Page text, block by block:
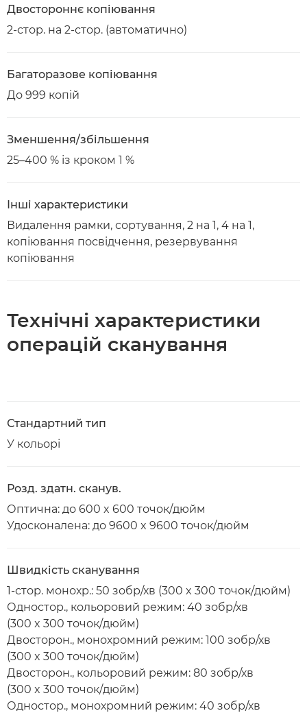
Двостороннє копіювання
2-стор. на 2-стор. (автоматично)
Багаторазове копіювання
До 999 копій
Зменшення/збільшення
25–400 % із кроком 1 %
Інші характеристики
Видалення рамки, сортування, 2 на 1, 4 на 1,
копіювання посвідчення, резервування
копіювання
Технічні характеристики
операцій сканування
Стандартний тип
У кольорі
Розд. здатн. сканув.
Оптична: до 600 x 600 точок/дюйм
Удосконалена: до 9600 x 9600 точок/дюйм
Швидкість сканування
1-стор. монохр.: 50 зобр/хв (300 x 300 точок/дюйм)
Одностор., кольоровий режим: 40 зобр/хв
(300 x 300 точок/дюйм)
Двосторон., монохромний режим: 100 зобр/хв
(300 x 300 точок/дюйм)
Двосторон., кольоровий режим: 80 зобр/хв
(300 x 300 точок/дюйм)
Одностор., монохромний режим: 40 зобр/хв